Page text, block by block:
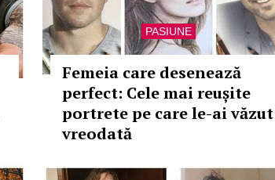
PASIUNE
Femeia care desenează
perfect: Cele mai reușite
portrete pe care le-ai văzut
vreodată